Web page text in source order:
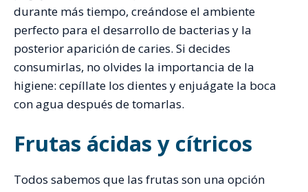
durante más tiempo, creándose el ambiente
perfecto para el desarrollo de bacterias y la
posterior aparición de caries. Si decides
consumirlas, no olvides la importancia de la
higiene: cepíllate los dientes y enjuágate la boca
con agua después de tomarlas.
Frutas ácidas y cítricos
Todos sabemos que las frutas son una opción